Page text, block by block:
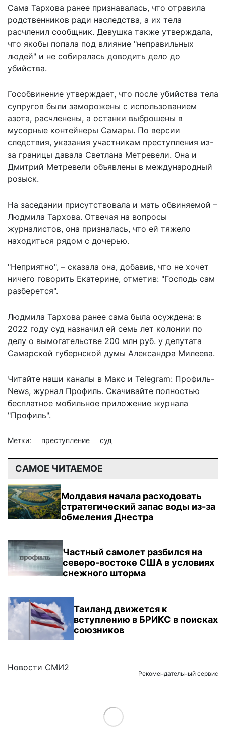
Сама Тархова ранее признавалась, что отравила
родственников ради наследства, а их тела
расчленил сообщник. Девушка также утверждала,
что якобы попала под влияние "неправильных
людей" и не собиралась доводить дело до
убийства.
Гособвинение утверждает, что после убийства тела
супругов были заморожены с использованием
азота, расчленены, а останки выброшены в
мусорные контейнеры Самары. По версии
следствия, указания участникам преступления из-
за границы давала Светлана Метревели. Она и
Дмитрий Метревели объявлены в международный
розыск.
На заседании присутствовала и мать обвиняемой –
Людмила Тархова. Отвечая на вопросы
журналистов, она призналась, что ей тяжело
находиться рядом с дочерью.
"Неприятно", – сказала она, добавив, что не хочет
ничего говорить Екатерине, отметив: "Господь сам
разберется".
Людмила Тархова ранее сама была осуждена: в
2022 году суд назначил ей семь лет колонии по
делу о вымогательстве 200 млн руб. у депутата
Самарской губернской думы Александра Милеева.
Читайте наши каналы в Макс и Telegram: Профиль-
News, журнал Профиль. Скачивайте полностью
бесплатное мобильное приложение журнала
"Профиль".
Метки: преступление суд
САМОЕ ЧИТАЕМОЕ
Молдавия начала расходовать
стратегический запас воды из-за
обмеления Днестра
Частный самолет разбился на
северо-востоке США в условиях
снежного шторма
Таиланд движется к
вступлению в БРИКС в поисках
союзников
Новости СМИ2
Рекомендательный сервис
Load More